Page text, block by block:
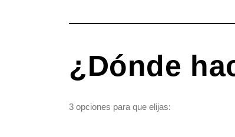
¿Dónde
3 opciones para que elijas: